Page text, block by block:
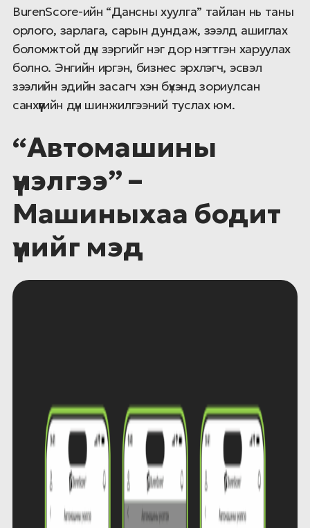
BurenScore-ийн “Дансны хуулга” тайлан нь таны
орлого, зарлага, сарын дундаж, зээлд ашиглах
боломжтой дүн зэргийг нэг дор нэгтгэн харуулах
болно. Энгийн иргэн, бизнес эрхлэгч, эсвэл
зээлийн эдийн засагч хэн бүхэнд зориулсан
санхүүгийн дүн шинжилгээний туслах юм.
“Автомашины
үнэлгээ” –
Машиныхаа бодит
үнийг мэд